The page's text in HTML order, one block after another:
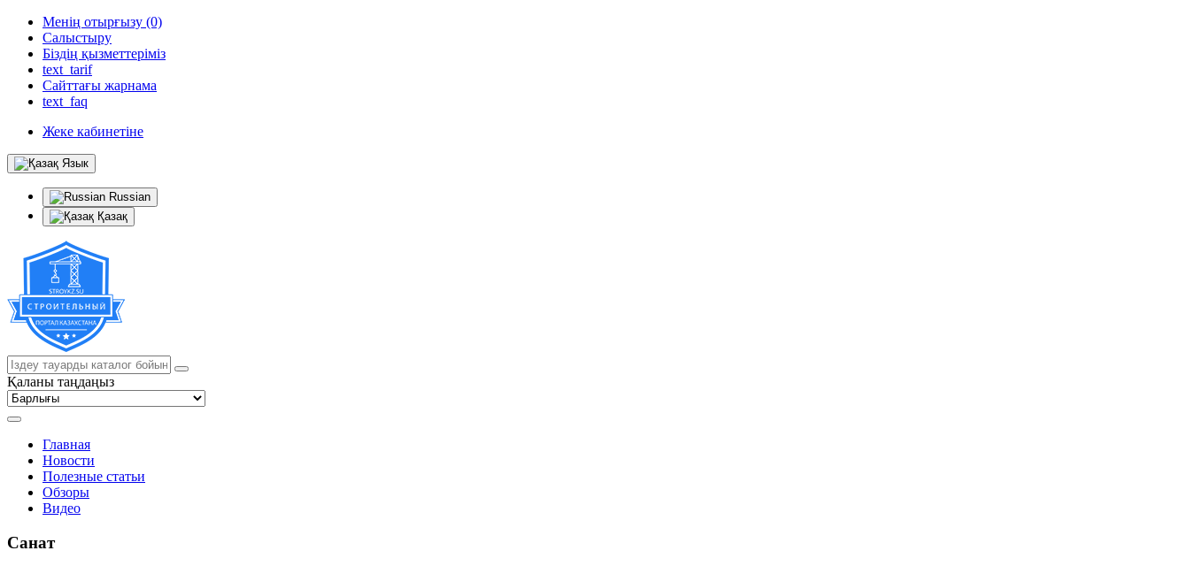
Менің отырғызу (0)
Салыстыру
Біздің қызметтеріміз
text_tarif
Сайттағы жарнама
text_faq
Жеке кабинетіне
Язык
Russian
Қазақ
Қаланы таңдаңыз
Главная
Новости
Полезные статьи
Обзоры
Видео
Санат